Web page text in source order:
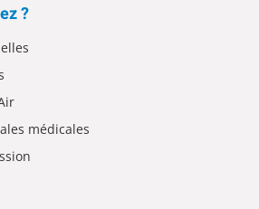
?
médicales